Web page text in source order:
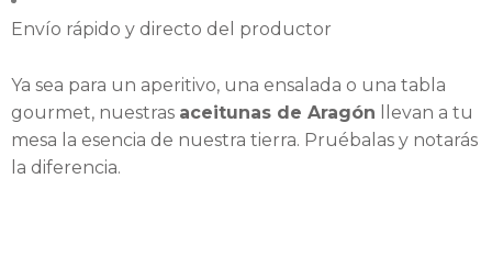
Envío rápido y directo del productor
Ya sea para un aperitivo, una ensalada o una tabla
gourmet, nuestras aceitunas de Aragón llevan a tu
mesa la esencia de nuestra tierra. Pruébalas y notarás
la diferencia.